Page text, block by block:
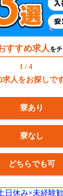
すすめ求人を
1 / 4
求人をお探しで
寮あり
寮なし
どちらでも可